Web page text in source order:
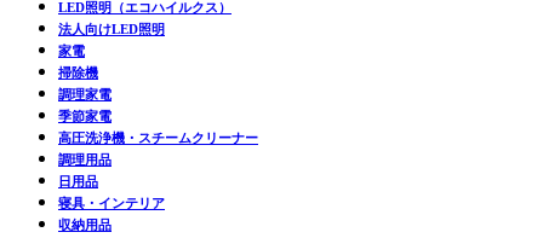
LED照明（エコハイルクス）
法人向けLED照明
家電
掃除機
調理家電
季節家電
高圧洗浄機・スチームクリーナー
調理用品
日用品
寝具・インテリア
収納用品